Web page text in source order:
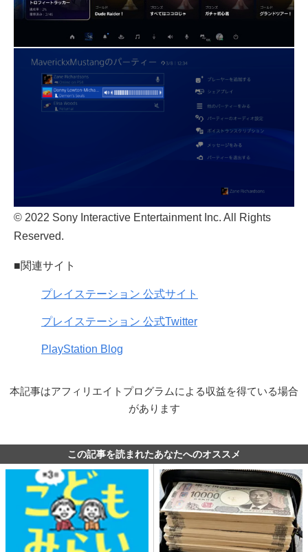
© 2022 Sony Interactive Entertainment Inc. All Rights
Reserved.
■関連サイト
プレイステーション 公式サイト
プレイステーション 公式Twitter
PlayStation Blog
本記事はアフィリエイトプログラムによる収益を得ている場合
があります
この記事を読まれたあなたへのオススメ